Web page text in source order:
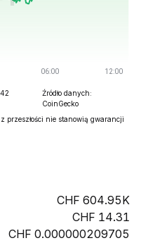
Źródło danych:
CoinGecko
przeszłości nie stanowią gwarancji
604.95K
14.31
0.000000209705